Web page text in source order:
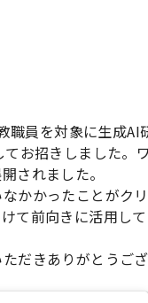
員を対象に生成AI
お招きしました。
されました。
かかったことがク
て前向きに活用し
だきありがとうご